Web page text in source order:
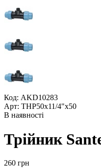
Код: AKD10283
Арт: ТНР50x11/4"x50
В наявності
Трійник
260 грн